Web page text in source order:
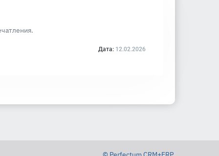
Дата: 12.02.2026